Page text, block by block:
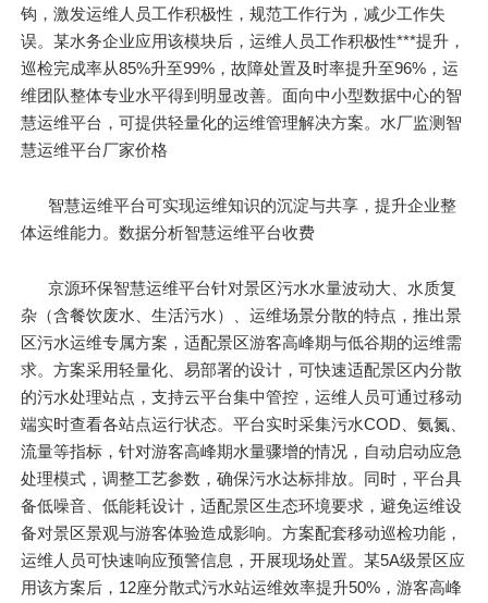
钩，激发运维人员工作积极性，规范工作行为，减少工作失
误。某水务企业应用该模块后，运维人员工作积极性***提升，
巡检完成率从85%升至99%，故障处置及时率提升至96%，运
维团队整体专业水平得到明显改善。面向中小型数据中心的智
慧运维平台，可提供轻量化的运维管理解决方案。水厂监测智
慧运维平台厂家价格
智慧运维平台可实现运维知识的沉淀与共享，提升企业整
体运维能力。数据分析智慧运维平台收费
京源环保智慧运维平台针对景区污水水量波动大、水质复
杂（含餐饮废水、生活污水）、运维场景分散的特点，推出景
区污水运维专属方案，适配景区游客高峰期与低谷期的运维需
求。方案采用轻量化、易部署的设计，可快速适配景区内分散
的污水处理站点，支持云平台集中管控，运维人员可通过移动
端实时查看各站点运行状态。平台实时采集污水COD、氨氮、
流量等指标，针对游客高峰期水量骤增的情况，自动启动应急
处理模式，调整工艺参数，确保污水达标排放。同时，平台具
备低噪音、低能耗设计，适配景区生态环境要求，避免运维设
备对景区景观与游客体验造成影响。方案配套移动巡检功能，
运维人员可快速响应预警信息，开展现场处置。某5A级景区应
用该方案后，12座分散式污水站运维效率提升50%，游客高峰